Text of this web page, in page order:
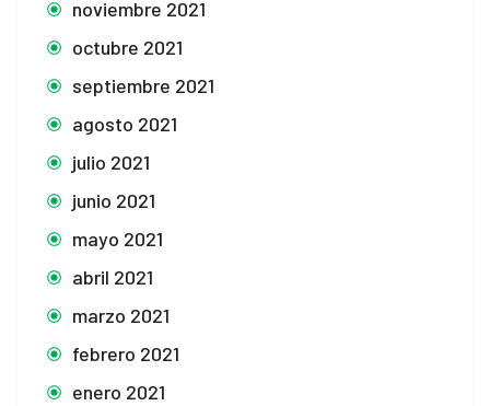
noviembre 2021
octubre 2021
septiembre 2021
agosto 2021
julio 2021
junio 2021
mayo 2021
abril 2021
marzo 2021
febrero 2021
enero 2021